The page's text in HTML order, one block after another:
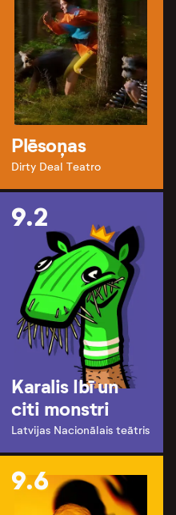
Plēsoņas
Dirty Deal Teatro
9.2
Karalis Ibī un
citi monstri
Latvijas Nacionālais teātris
9.6